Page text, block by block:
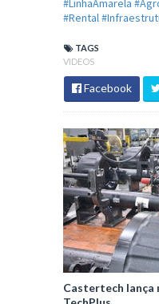
#LinhaAmarela
#Rental
TAGS
VIDEOS
Facebook
Castertech lança